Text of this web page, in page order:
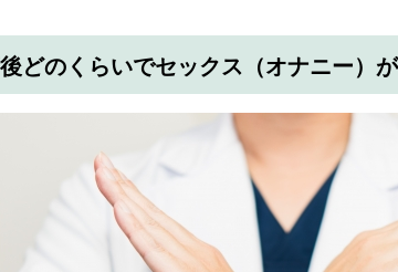
どのくらいでセックス（オナニー）